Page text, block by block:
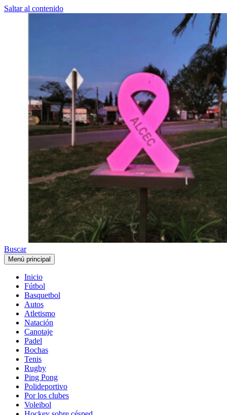
Saltar al contenido
Buscar
Menú principal
Inicio
Fútbol
Basquetbol
Autos
Atletismo
Natación
Canotaje
Padel
Bochas
Tenis
Rugby
Ping Pong
Polideportivo
Por los clubes
Voleibol